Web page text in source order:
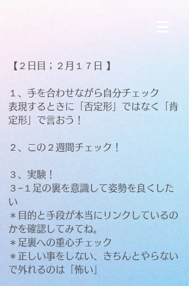
【２日目；２月１７日 】
１、手を合わせながら自分チェック
表現するときに「否定形」ではなく「肯
定形」で言おう！
２、この２週間チェック！
３、実験！
３−１足の裏を意識して姿勢を良くした
い
＊目的と手段が本当にリンクしているの
かを確認してみてね。
＊足裏への重心チェック
＊正しい事をしない、きちんとやらない
で外れるのは「怖い」